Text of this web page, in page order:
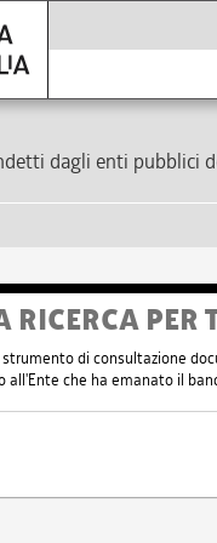
dagli enti pubblici
RICERCA
di consultazione
all'Ente che ha emanato il